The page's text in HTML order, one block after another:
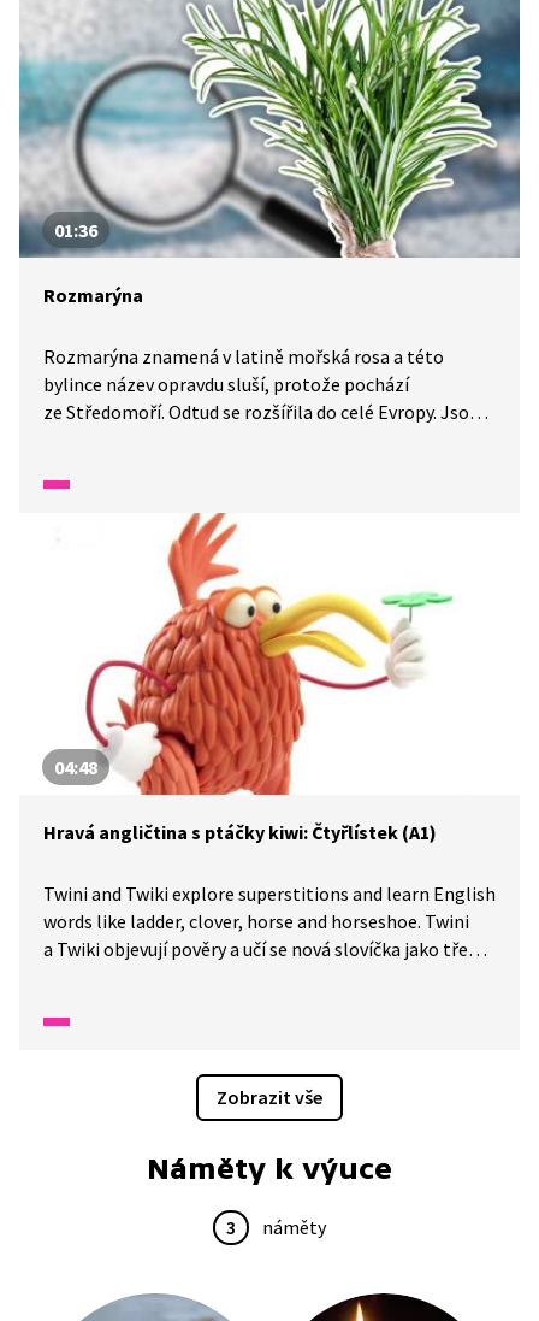
01:36
Rozmarýna
Rozmarýna znamená v latině mořská rosa a této
bylince název opravdu sluší, protože pochází
ze Středomoří. Odtud se rozšířila do celé Evropy. Jsou
v kuchyni je všestranné, ochutíme s ní maso, omáčku
04:48
Hravá angličtina s ptáčky kiwi: Čtyřlístek (A1)
Twini and Twiki explore superstitions and learn English
words like ladder, clover, horse and horseshoe. Twini
a Twiki objevují pověry a učí se nová slovíčka jako třeba
Zobrazit vše
Náměty k výuce
3 náměty